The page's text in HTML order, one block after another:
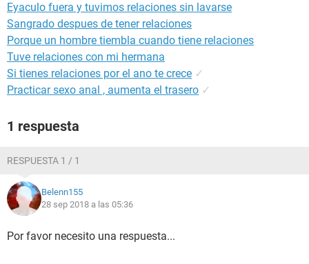
Eyaculo fuera y tuvimos relaciones sin lavarse
Sangrado despues de tener relaciones
Porque un hombre tiembla cuando tiene relaciones
Tuve relaciones con mi hermana
Si tienes relaciones por el ano te crece ✓
Practicar sexo anal , aumenta el trasero ✓
1 respuesta
RESPUESTA 1 / 1
Belenn155
28 sep 2018 a las 05:36
Por favor necesito una respuesta...